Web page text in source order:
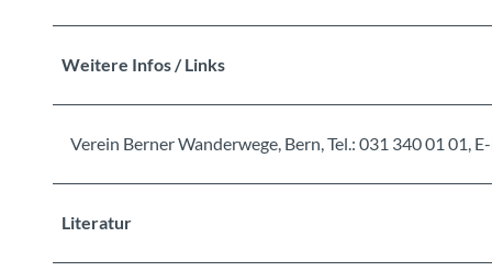
Weitere Infos / Links
Verein Berner Wanderwege, Bern, Tel.: 031 340 01 01,
Literatur